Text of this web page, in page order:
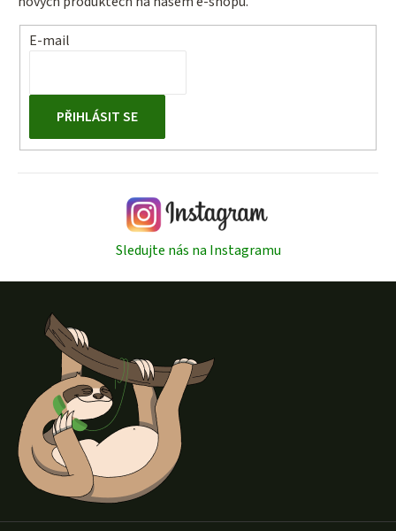
i
E-mail
PŘIHLÁSIT SE
Sledujte nás na Instagramu